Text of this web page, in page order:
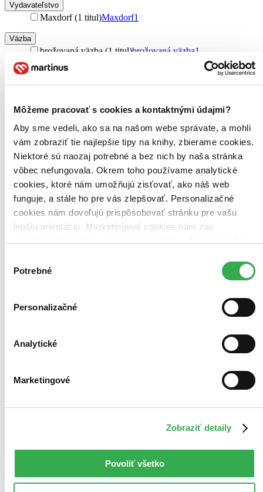
Môžeme pracovať s cookies a kontaktnými údajmi?
Aby sme vedeli, ako sa na našom webe správate, a mohli
vám zobraziť tie najlepšie tipy na knihy, zbierame cookies.
Niektoré sú naozaj potrebné a bez nich by naša stránka
vôbec nefungovala. Okrem toho používame analytické
cookies, ktoré nám umožňujú zisťovať, ako náš web
funguje, a stále ho pre vás zlepšovať. Personalizačné
cookies nám dovoľujú prispôsobovať stránku pre vašu
lepšiu orientáciu. Marketingové cookies nám zas
keby sme mohli používať všetky tieto cookies. Ďakujeme!
súhlasu
Potrebné
Personalizačné
Analytické
Marketingové
Zobraziť detaily
Povoliť všetko
Vydavateľstvo
Maxdorf (1 titul)Maxdorf1
Väzba
brožovaná väzba (1 titul)brožovaná väzba1
Zúžiť výber
Bestsellery
Novinky
Najdrahšie
Najlacnejšie
Najvyššia zľava
Zrušiť filtre